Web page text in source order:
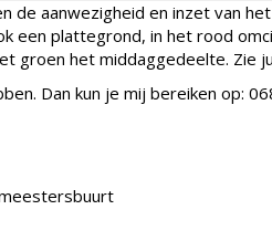
de aanwezigheid en inzet van
een plattegrond, in het rood
groen het middaggedeelte. Zie
Dan kun je mij bereiken op: